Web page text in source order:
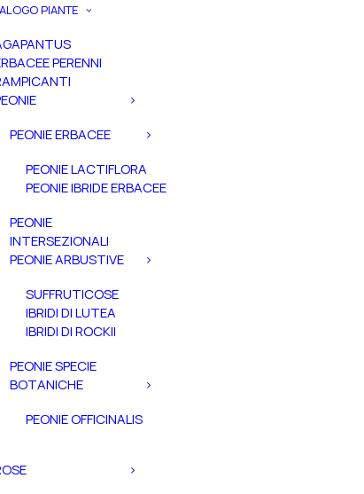
PIANTE
PERENNI
PEONIE ERBACEE
PEONIE LACTIFLORA
PEONIE IBRIDE ERBACEE
PEONIE
INTERSEZIONALI
PEONIE ARBUSTIVE
SUFFRUTICOSE
IBRIDI DI LUTEA
IBRIDI DI ROCKII
PEONIE SPECIE
BOTANICHE
PEONIE OFFICINALIS